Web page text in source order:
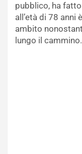
pubblico, ha
all’età di 78 anni
ambito
lungo il cammino.